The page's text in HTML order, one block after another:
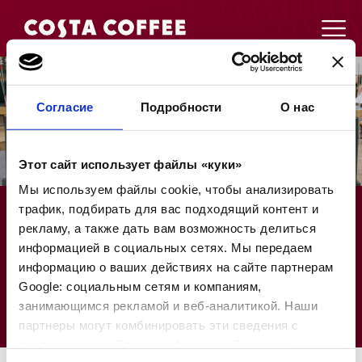
Согласие Подробности О нас
Этот сайт использует файлы «куки»
Мы используем файлы cookie, чтобы анализировать
трафик, подбирать для вас подходящий контент и
рекламу, а также дать вам возможность делиться
информацией в социальных сетях. Мы передаем
информацию о ваших действиях на сайте партнерам
Google: социальным сетям и компаниям,
занимающимся рекламой и веб-аналитикой. Наши
партнеры могут комбинировать эти сведения с